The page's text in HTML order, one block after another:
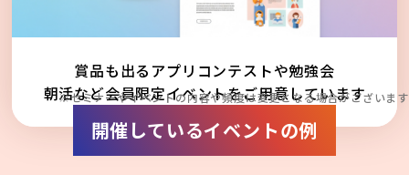
賞品も出るアプリコンテストや勉強会
朝活など会員限定イベントをご用意しています
※セミナーやイベントの内容や頻度は変更となる場合がございます
開催しているイベントの例